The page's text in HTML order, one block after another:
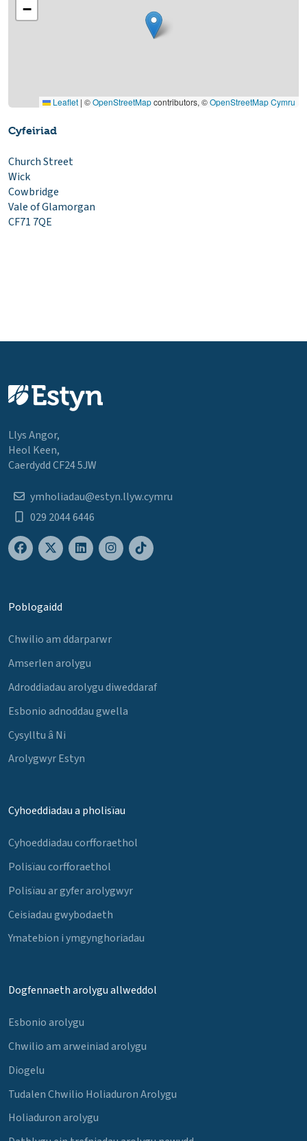
−
Leaflet | ©OpenStreetMapcontributors, ©OpenStreetMap Cymru
Cyfeiriad
Church Street
Wick
Cowbridge
Vale of Glamorgan
CF71 7QE
Llys Angor,
Heol Keen,
Caerdydd CF24 5JW
ymholiadau@estyn.llyw.cymru
029 2044 6446
Poblogaidd
Chwilio am ddarparwr
Amserlen arolygu
Adroddiadau arolygu diweddaraf
Esbonio adnoddau gwella
Cysylltu â Ni
Arolygwyr Estyn
Cyhoeddiadau a pholisïau
Cyhoeddiadau corfforaethol
Polisïau corfforaethol
Polisïau ar gyfer arolygwyr
Ceisiadau gwybodaeth
Ymatebion i ymgynghoriadau
Dogfennaeth arolygu allweddol
Esbonio arolygu
Chwilio am arweiniad arolygu
Diogelu
Tudalen Chwilio Holiaduron Arolygu
Holiaduron arolygu